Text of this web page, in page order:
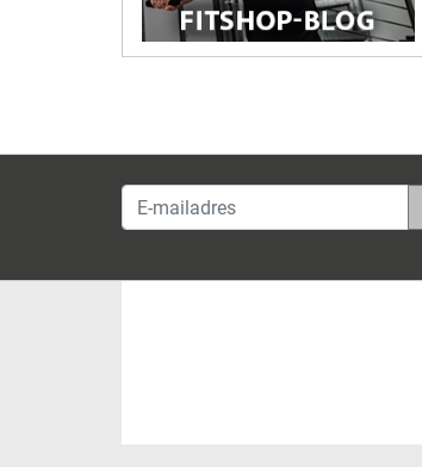
E-mailadres